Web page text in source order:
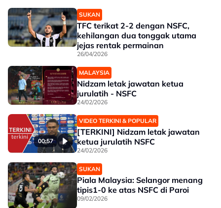
SUKAN
TFC terikat 2-2 dengan NSFC,
kehilangan dua tonggak utama
jejas rentak permainan
26/04/2026
MALAYSIA
Nidzam letak jawatan ketua
jurulatih - NSFC
24/02/2026
00:57
VIDEO TERKINI & POPULAR
[TERKINI] Nidzam letak jawatan
ketua jurulatih NSFC
24/02/2026
SUKAN
Piala Malaysia: Selangor menang
tipis1-0 ke atas NSFC di Paroi
09/02/2026